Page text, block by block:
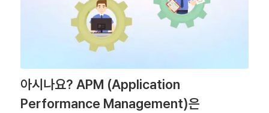
아시나요? APM (Application
Performance Management)은